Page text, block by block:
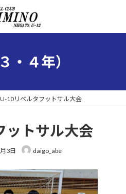
・４年）
U-10リベルタフットサル大会
ットサル大会
3日 daigo_abe